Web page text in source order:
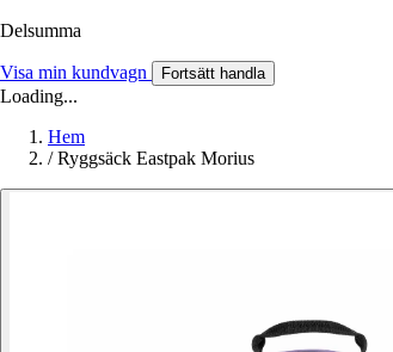
Delsumma
Visa min kundvagn Fortsätt handla
Loading...
Hem
/ Ryggsäck Eastpak Morius